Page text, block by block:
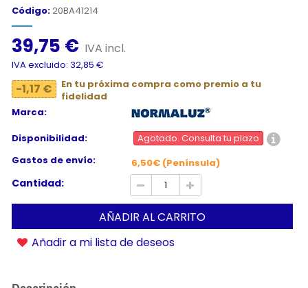
Código:20BA41214
39,75 € IVA incl.
IVA excluido: 32,85 €
-1,17 €
En tu próxima compra como premio a tu
fidelidad
Marca:
Disponibilidad:
Agotado. Consulta tu plazo
Gastos de envío:
6,50€ (Península)
Cantidad:
AÑADIR AL CARRITO
Añadir a mi lista de deseos